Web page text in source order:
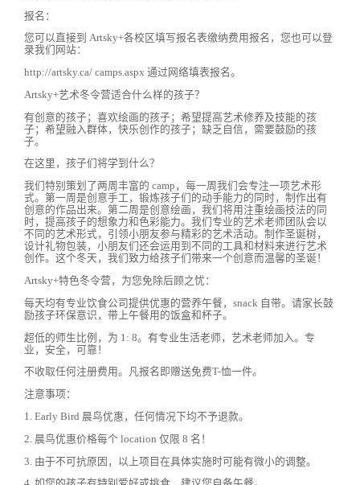
报名：
您可以直接到 Artsky+各校区填写报名表缴纳费用报名，您也可以登
录我们网站：
http://artsky.ca/ camps.aspx 通过网络填表报名。
Artsky+艺术冬令营适合什么样的孩子？
有创意的孩子；喜欢绘画的孩子；希望提高艺术修养及技能的孩
子；希望融入群体，快乐创作的孩子；缺乏自信，需要鼓励的孩
子。
在这里，孩子们将学到什么？
我们特别策划了两周丰富的 camp，每一周我们会专注一项艺术形
式。第一周是创意手工，锻炼孩子们的动手能力的同时，制作出有
创意的作品出来。第二周是创意绘画，我们将用注重绘画技法的同
时，提高孩子的想象力和色彩能力。我们专业的艺术老师团队会以
不同的艺术形式，引领小朋友参与精彩的艺术活动。制作圣诞树，
设计礼物包装，小朋友们还会运用到不同的工具和材料来进行艺术
创作。这个冬天，我们致力给孩子们带来一个创意而温馨的圣诞！
Artsky+特色冬令营，为您免除后顾之忧：
每天均有专业饮食公司提供优惠的营养午餐，snack 自带。请家长鼓
励孩子环保意识，带上午餐用的饭盒和杯子。
超低的师生比例，为 1: 8。有专业生活老师，艺术老师加入。专
业，安全，可靠！
不收取任何注册费用。凡报名即赠送免费T-恤一件。
注意事项：
1. Early Bird 晨鸟优惠，任何情况下均不予退款。
2. 晨鸟优惠价格每个 location 仅限 8 名！
3. 由于不可抗原因，以上项目在具体实施时可能有微小的调整。